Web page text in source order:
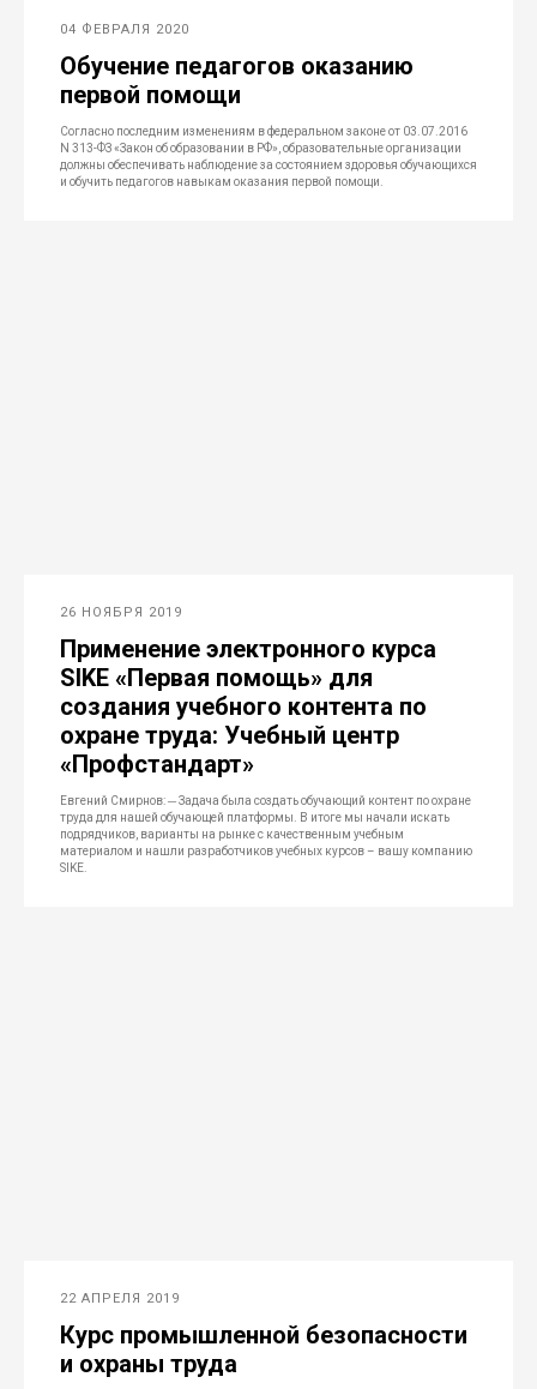
04 ФЕВРАЛЯ 2020
Обучение педагогов оказанию
первой помощи
Согласно последним изменениям в федеральном законе от 03.07.2016
N 313-ФЗ «Закон об образовании в РФ», образовательные организации
должны обеспечивать наблюдение за состоянием здоровья обучающихся
и обучить педагогов навыкам оказания первой помощи.
26 НОЯБРЯ 2019
Применение электронного курса
SIKE «Первая помощь» для
создания учебного контента по
охране труда: Учебный центр
«Профстандарт»
Евгений Смирнов: ─ Задача была создать обучающий контент по охране
труда для нашей обучающей платформы. В итоге мы начали искать
подрядчиков, варианты на рынке с качественным учебным
материалом и нашли разработчиков учебных курсов – вашу компанию
SIKE.
22 АПРЕЛЯ 2019
Курс промышленной безопасности
и охраны труда